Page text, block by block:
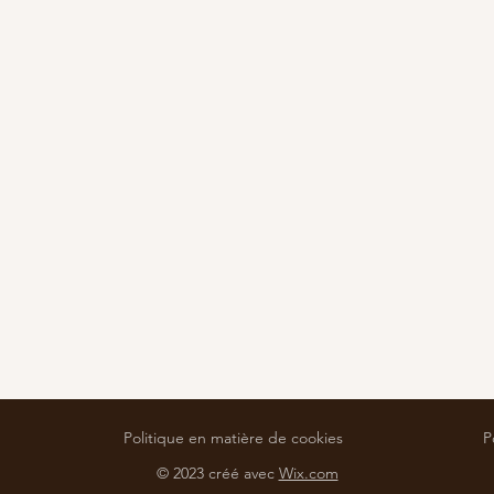
Politique en matière de cookies
© 2023 créé avec Wix.com